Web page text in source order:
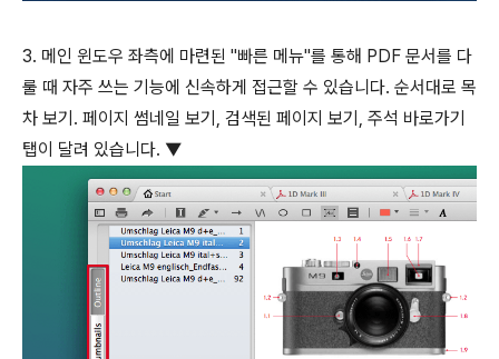
3. 메인 윈도우 좌측에 마련된 "빠른 메뉴"를 통해 PDF 문서를 다
룰 때 자주 쓰는 기능에 신속하게 접근할 수 있습니다. 순서대로 목
차 보기. 페이지 썸네일 보기, 검색된 페이지 보기, 주석 바로가기
탭이 달려 있습니다. ▼